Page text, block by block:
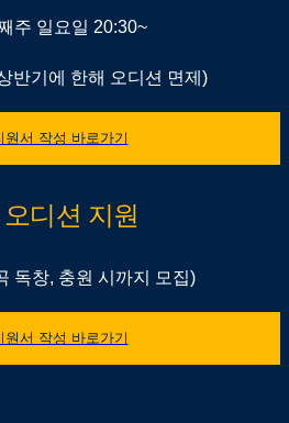
주 일요일 20:30~
반기에 한해 오디션 면제)
원서 작성 바로가기
디션 지원
독창, 충원 시까지 모집)
원서 작성 바로가기